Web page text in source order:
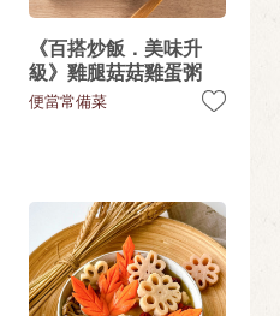
《百搭炒飯．美味升
級》雞腿菇菇雞蛋粥
便當常備菜